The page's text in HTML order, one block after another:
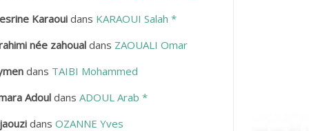
Haciba
Mohamed Hamoud*
Mohamed *
Karaouidans KARAOUI Salah *
née zahoualdans ZAOUALI Omar
dans TAIBI Mohammed
Adouldans ADOUL Arab *
dans OZANNE Yves